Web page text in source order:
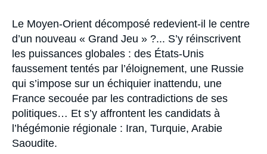
Nous soutenir
Accroche
Le Moyen-Orient décomposé redevient-il le centre
d’un nouveau « Grand Jeu » ?... S’y réinscrivent
les puissances globales : des États-Unis
faussement tentés par l’éloignement, une Russie
qui s’impose sur un échiquier inattendu, une
France secouée par les contradictions de ses
politiques… Et s’y affrontent les candidats à
l’hégémonie régionale : Iran, Turquie, Arabie
Saoudite.